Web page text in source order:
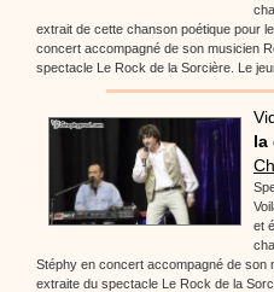
extrait de cette chanson poétique pour
concert accompagné de son musicien
spectacle Le Rock de la Sorcière. Le
la
et
Stéphy en concert accompagné de son
extraite du spectacle Le Rock de la